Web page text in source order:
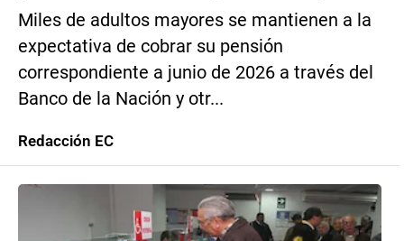
Miles de adultos mayores se mantienen a la
expectativa de cobrar su pensión
correspondiente a junio de 2026 a través del
Banco de la Nación y otr...
Redacción EC